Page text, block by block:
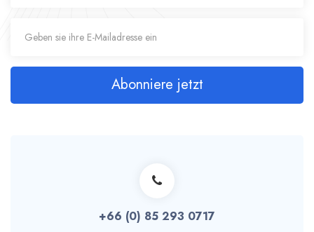
Abonniere jetzt
+66 (0) 85 293 0717